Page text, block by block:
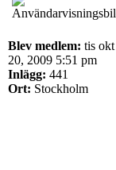
Blev medlem: tis okt
20, 2009 5:51 pm
Inlägg: 441
Ort: Stockholm